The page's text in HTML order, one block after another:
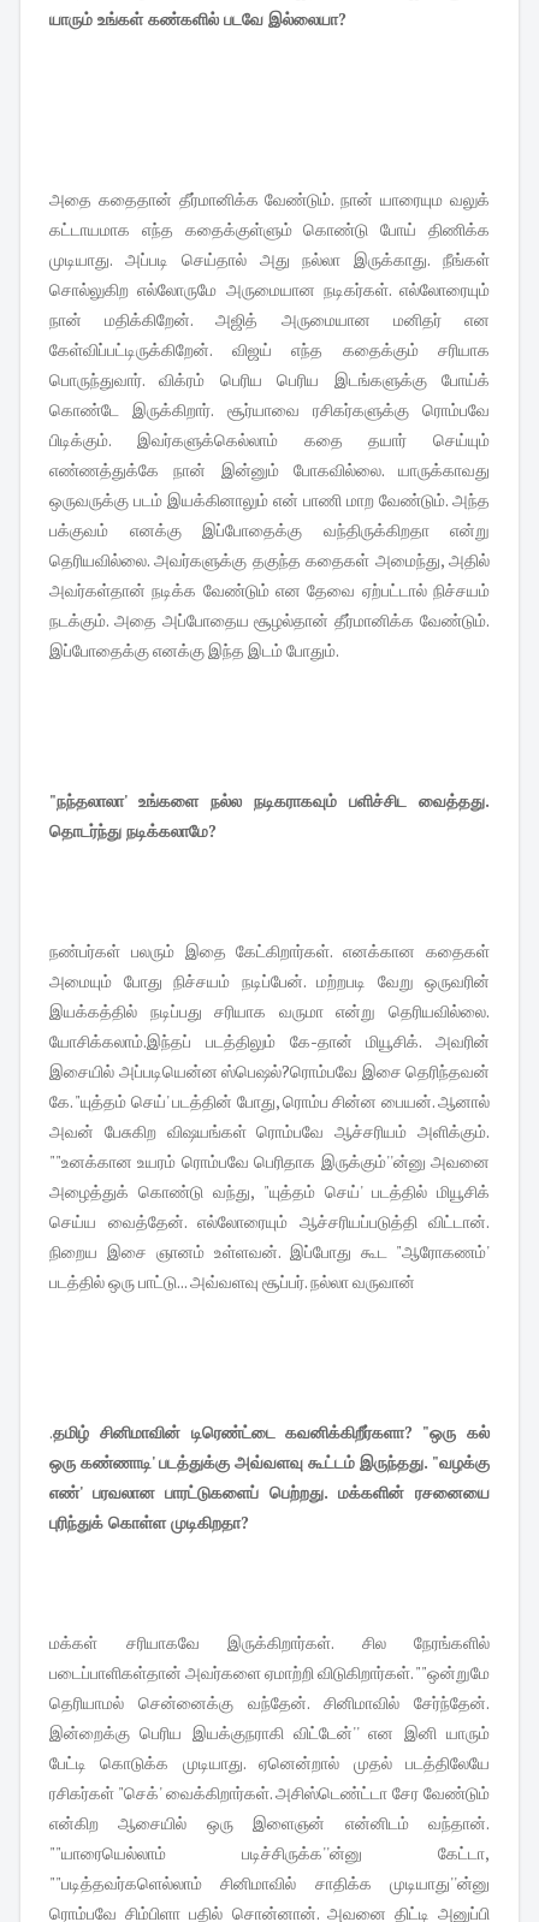
யாரும் உங்கள் கண்களில் படவே இல்லையா?
அதை கதைதான் தீர்மானிக்க வேண்டும். நான் யாரையும வலுக்
கட்டாயமாக எந்த கதைக்குள்ளும் கொண்டு போய் திணிக்க
முடியாது. அப்படி செய்தால் அது நல்லா இருக்காது. நீங்கள்
சொல்லுகிற எல்லோருமே அருமையான நடிகர்கள். எல்லோரையும்
நான் மதிக்கிறேன். அஜித் அருமையான மனிதர் என
கேள்விப்பட்டிருக்கிறேன். விஜய் எந்த கதைக்கும் சரியாக
பொருந்துவார். விக்ரம் பெரிய பெரிய இடங்களுக்கு போய்க்
கொண்டே இருக்கிறார். சூர்யாவை ரசிகர்களுக்கு ரொம்பவே
பிடிக்கும். இவர்களுக்கெல்லாம் கதை தயார் செய்யும்
எண்ணத்துக்கே நான் இன்னும் போகவில்லை. யாருக்காவது
ஒருவருக்கு படம் இயக்கினாலும் என் பாணி மாற வேண்டும். அந்த
பக்குவம் எனக்கு இப்போதைக்கு வந்திருக்கிறதா என்று
தெரியவில்லை. அவர்களுக்கு தகுந்த கதைகள் அமைந்து, அதில்
அவர்கள்தான் நடிக்க வேண்டும் என தேவை ஏற்பட்டால் நிச்சயம்
நடக்கும். அதை அப்போதைய சூழல்தான் தீர்மானிக்க வேண்டும்.
இப்போதைக்கு எனக்கு இந்த இடம் போதும்.
"நந்தலாலா' உங்களை நல்ல நடிகராகவும் பளிச்சிட வைத்தது.
தொடர்ந்து நடிக்கலாமே?
நண்பர்கள் பலரும் இதை கேட்கிறார்கள். எனக்கான கதைகள்
அமையும் போது நிச்சயம் நடிப்பேன். மற்றபடி வேறு ஒருவரின்
இயக்கத்தில் நடிப்பது சரியாக வருமா என்று தெரியவில்லை.
யோசிக்கலாம்.இந்தப் படத்திலும் கே-தான் மியூசிக். அவரின்
இசையில் அப்படியென்ன ஸ்பெஷல்?ரொம்பவே இசை தெரிந்தவன்
கே. "யுத்தம் செய்' படத்தின் போது, ரொம்ப சின்ன பையன். ஆனால்
அவன் பேசுகிற விஷயங்கள் ரொம்பவே ஆச்சரியம் அளிக்கும்.
""உனக்கான உயரம் ரொம்பவே பெரிதாக இருக்கும்''ன்னு அவனை
அழைத்துக் கொண்டு வந்து, "யுத்தம் செய்' படத்தில் மியூசிக்
செய்ய வைத்தேன். எல்லோரையும் ஆச்சரியப்படுத்தி விட்டான்.
நிறைய இசை ஞானம் உள்ளவன். இப்போது கூட "ஆரோகணம்'
படத்தில் ஒரு பாட்டு... அவ்வளவு சூப்பர். நல்லா வருவான்
.தமிழ் சினிமாவின் டிரெண்ட்டை கவனிக்கிறீர்களா? "ஒரு கல்
ஒரு கண்ணாடி' படத்துக்கு அவ்வளவு கூட்டம் இருந்தது. "வழக்கு
எண்' பரவலான பாரட்டுகளைப் பெற்றது. மக்களின் ரசனையை
புரிந்துக் கொள்ள முடிகிறதா?
மக்கள் சரியாகவே இருக்கிறார்கள். சில நேரங்களில்
படைப்பாளிகள்தான் அவர்களை ஏமாற்றி விடுகிறார்கள். ""ஒன்றுமே
தெரியாமல் சென்னைக்கு வந்தேன். சினிமாவில் சேர்ந்தேன்.
இன்றைக்கு பெரிய இயக்குநராகி விட்டேன்'' என இனி யாரும்
பேட்டி கொடுக்க முடியாது. ஏனென்றால் முதல் படத்திலேயே
ரசிகர்கள் "செக்' வைக்கிறார்கள். அசிஸ்டெண்ட்டா சேர வேண்டும்
என்கிற ஆசையில் ஒரு இளைஞன் என்னிடம் வந்தான்.
""யாரையெல்லாம் படிச்சிருக்க''ன்னு கேட்டா,
""படித்தவர்களெல்லாம் சினிமாவில் சாதிக்க முடியாது''ன்னு
ரொம்பவே சிம்பிளா பதில் சொன்னான். அவனை திட்டி அனுப்பி